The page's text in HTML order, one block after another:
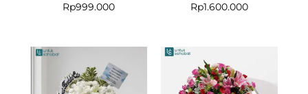
Rp999.000
Rp1.600.000